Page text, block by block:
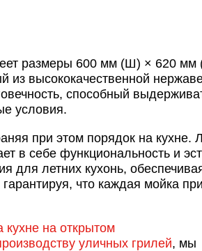
размеры 600 мм (Ш) × 620 мм
из высококачественной
способный
условия.
при этом порядок на кухне.
в себе функциональность и
для летних кухонь,
что каждая мойка
кухне на открытом
уличных грилей, мы